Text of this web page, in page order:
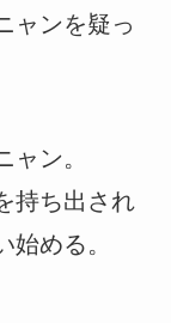
ャンを疑っ
ン。
持ち出され
める。